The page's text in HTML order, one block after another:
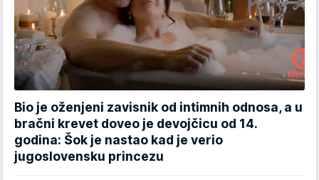
Bio je oženjeni zavisnik od intimnih odnosa, a u
bračni krevet doveo je devojčicu od 14.
godina: Šok je nastao kad je verio
jugoslovensku princezu